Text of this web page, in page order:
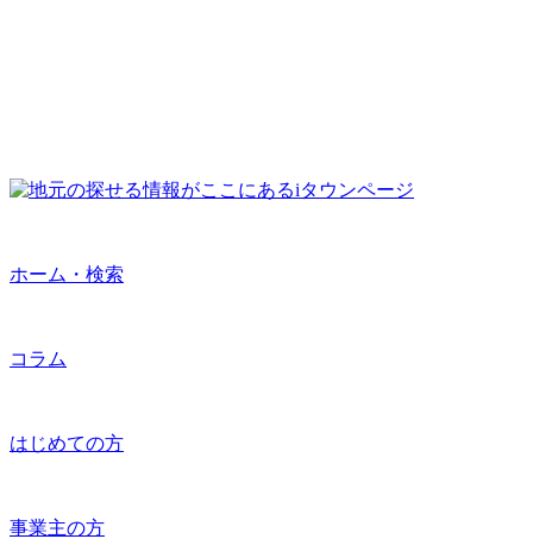
ホーム・検索
コラム
はじめての方
事業主の方